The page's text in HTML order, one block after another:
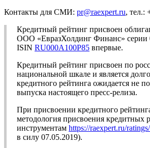
Контакты для СМИ: pr@raexpert.ru, тел.:
Кредитный рейтинг присвоен
ООО «ЕвразХолдинг Финанс» серии
ISIN RU000A100P85 впервые.
Кредитный рейтинг присвоен по
национальной шкале и является
кредитного рейтинга ожидается не
выпуска настоящего пресс-релиза.
При присвоении кредитного
методология присвоения кредитных
инструментам https://raexpert.ru/
в силу 07.05.2019).